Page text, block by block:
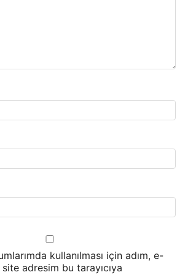
kullanılması için adım, e-
adresim bu tarayıcıya